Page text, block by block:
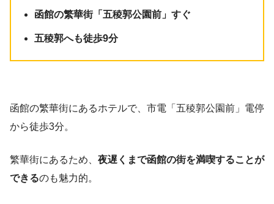
函館の繁華街「五稜郭公園前」すぐ
五稜郭へも徒歩9分
函館の繁華街にあるホテルで、市電「五稜郭公園前」電停
から徒歩3分。
繁華街にあるため、 夜遅くまで函館の街を満喫することが
できるのも魅力的。